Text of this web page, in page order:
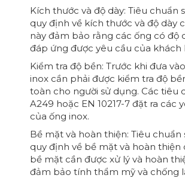
Kích thước và độ dày: Tiêu chuẩn
quy định về kích thước và độ dày
này đảm bảo rằng các ống có độ
đáp ứng được yêu cầu của khách
Kiểm tra độ bền: Trước khi đưa
inox cần phải được kiểm tra độ
toàn cho người sử dụng. Các tiêu
A249 hoặc EN 10217-7 đặt ra các
của ống inox.
Bề mặt và hoàn thiện: Tiêu chuẩn
quy định về bề mặt và hoàn thiện
bề mặt cần được xử lý và hoàn
đảm bảo tính thẩm mỹ và chống